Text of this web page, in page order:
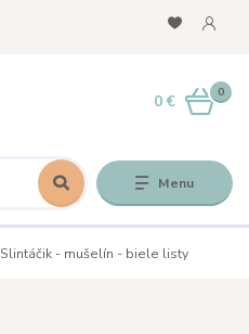
Menu
0
0 €
Slintáčik - mušelín - biele listy